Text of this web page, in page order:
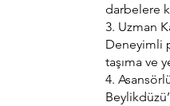
darbelere
3. Uzman
Deneyimli
taşıma ve
4.